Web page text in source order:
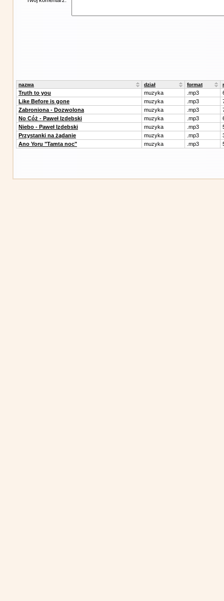
nazwa dział format
Truth to you muzyka .mp3
Like Before is gone
muzyka .mp3
Zabroniona - Dozwolona
muzyka .mp3
No Cóż - Paweł Izdebski
muzyka .mp3
Niebo - Paweł Izdebski
muzyka .mp3
Przystanki na żądanie
muzyka .mp3
Ano Yoru "Tamta noc"
muzyka .mp3